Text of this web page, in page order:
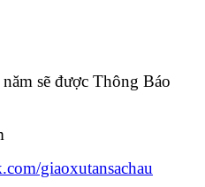
sẽ được Thông Báo
giaoxutansachau